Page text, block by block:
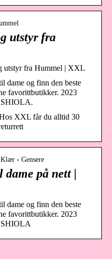
utstyr fra
utstyr fra Hummel | XXL
dame og finn den beste
favorittbutikker. 2023
XXL får du alltid 30
› Gensere
dame på nett |
dame og finn den beste
favorittbutikker. 2023